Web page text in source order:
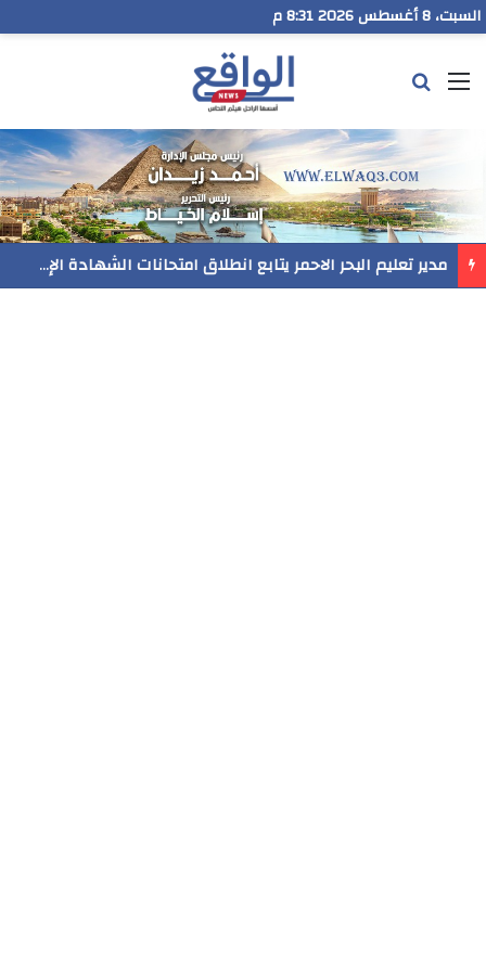
السبت، 8 أغسطس 2026 8:31 م
القائمة
مدير تعليم البحر الاحمر يتابع انطلاق امتحانات الشهادة الإعدادية ويؤكد: الانضباط